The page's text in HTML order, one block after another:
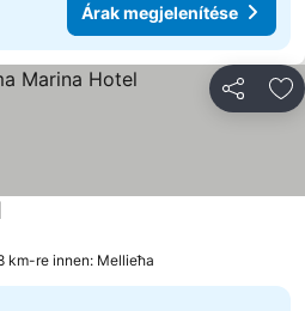
Árak megjelenítése
km-re innen: Mellieħa